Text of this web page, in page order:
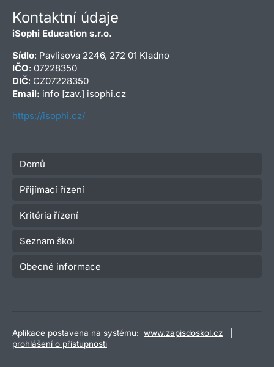
Kontaktní údaje
iSophi Education s.r.o.
Sídlo: Pavlisova 2246, 272 01 Kladno
IČO: 07228350
DIČ: CZ07228350
Email: info [zav.] isophi.cz
https://isophi.cz/
Domů
Přijímací řízení
Kritéria řízení
Seznam škol
Obecné informace
Aplikace postavena na systému: www.zapisdoskol.cz
prohlášení o přístupnosti